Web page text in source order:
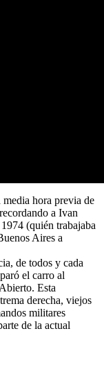
hora previa de
a Ivan
(quién trabajaba
Aires a
de todos y cada
el carro al
Esta
derecha, viejos
militares
de la actual